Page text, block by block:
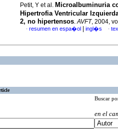
Petit, Y et al. Microalbuminuria
Hipertrofia Ventricular
2, no hipertensos.AVFT, 2004,
· resumen en espa�ol ingl�s ·
Buscar
en el